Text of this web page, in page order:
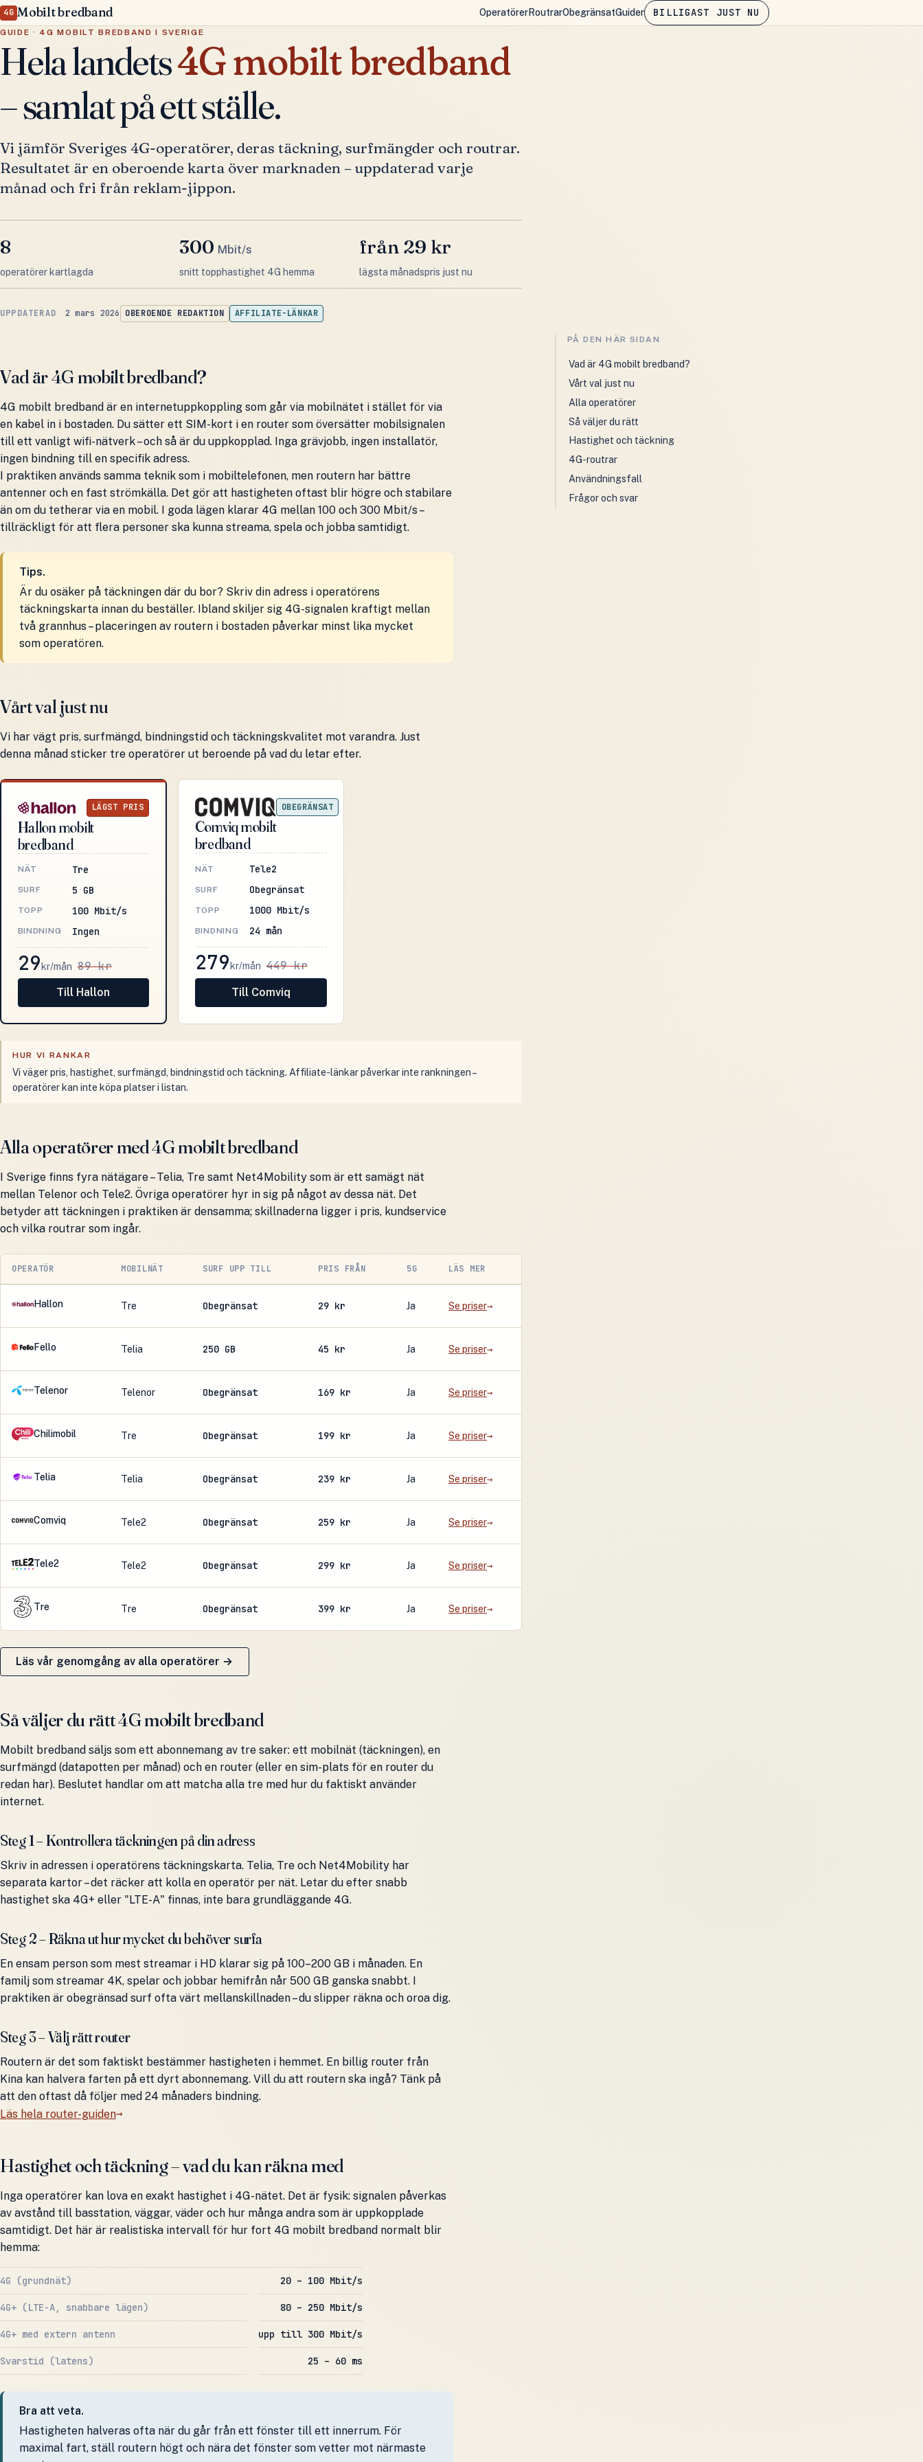
4G Mobilt bredband OperatörerRoutrarObegränsatGuider BILLIGAST JUST NU
GUIDE · 4G MOBILT BREDBAND I SVERIGE
Hela landets4G mobilt bredband
– samlat på ett ställe.
Vi jämför Sveriges 4G-operatörer, deras täckning, surfmängder och routrar.
Resultatet är en oberoende karta över marknaden – uppdaterad varje
månad och fri från reklam-jippon.
8
operatörer kartlagda
300 Mbit/s
snitt topphastighet 4G hemma
från 29 kr
lägsta månadspris just nu
2 mars 2026 OBEROENDE REDAKTION AFFILIATE-LÄNKAR
PÅ DEN HÄR SIDAN
Vad är 4G mobilt bredband?
Vårt val just nu
Alla operatörer
Så väljer du rätt
Hastighet och täckning
4G-routrar
Användningsfall
Frågor och svar
Vad är 4G mobilt bredband?
4G mobilt bredband är en internetuppkoppling som går via mobilnätet i stället för via
en kabel in i bostaden. Du sätter ett SIM-kort i en router som översätter mobilsignalen
till ett vanligt wifi-nätverk – och så är du uppkopplad. Inga grävjobb, ingen installatör,
ingen bindning till en specifik adress.
I praktiken används samma teknik som i mobiltelefonen, men routern har bättre
antenner och en fast strömkälla. Det gör att hastigheten oftast blir högre och stabilare
än om du tetherar via en mobil. I goda lägen klarar 4G mellan 100 och 300 Mbit/s –
tillräckligt för att flera personer ska kunna streama, spela och jobba samtidigt.
Tips.
Är du osäker på täckningen där du bor? Skriv din adress i operatörens
täckningskarta innan du beställer. Ibland skiljer sig 4G-signalen kraftigt mellan
två grannhus – placeringen av routern i bostaden påverkar minst lika mycket
som operatören.
Vårt val just nu
Vi har vägt pris, surfmängd, bindningstid och täckningskvalitet mot varandra. Just
denna månad sticker tre operatörer ut beroende på vad du letar efter.
LÄGST PRIS
Hallon mobilt
bredband
NÄT Tre
SURF 5 GB
TOPP 100 Mbit/s
BINDNING Ingen
29 kr/mån 89 kr
Till Hallon
OBEGRÄNSAT
Comviq mobilt
bredband
NÄT Tele2
SURF Obegränsat
TOPP 1000 Mbit/s
BINDNING 24 mån
279 kr/mån 449 kr
Till Comviq
HUR VI RANKAR
Vi väger pris, hastighet, surfmängd, bindningstid och täckning. Affiliate-länkar påverkar inte rankningen –
operatörer kan inte köpa platser i listan.
Alla operatörer med 4G mobilt bredband
I Sverige finns fyra nätägare – Telia, Tre samt Net4Mobility som är ett samägt nät
mellan Telenor och Tele2. Övriga operatörer hyr in sig på något av dessa nät. Det
betyder att täckningen i praktiken är densamma; skillnaderna ligger i pris, kundservice
och vilka routrar som ingår.
OPERATÖR MOBILNÄT SURF UPP TILL PRIS FRÅN 5G LÄS MER
Hallon Tre Obegränsat 29 kr Ja Se priser
Fello Telia 250 GB 45 kr Ja Se priser
Telenor Telenor Obegränsat 169 kr Ja Se priser
Chilimobil Tre Obegränsat 199 kr Ja Se priser
Telia Telia Obegränsat 239 kr Ja Se priser
Comviq Tele2 Obegränsat 259 kr Ja Se priser
Tele2 Tele2 Obegränsat 299 kr Ja Se priser
Tre Tre Obegränsat 399 kr Ja Se priser
Läs vår genomgång av alla operatörer →
Så väljer du rätt 4G mobilt bredband
Mobilt bredband säljs som ett abonnemang av tre saker: ett mobilnät (täckningen), en
surfmängd (datapotten per månad) och en router (eller en sim-plats för en router du
redan har). Beslutet handlar om att matcha alla tre med hur du faktiskt använder
internet.
Steg 1 – Kontrollera täckningen på din adress
Skriv in adressen i operatörens täckningskarta. Telia, Tre och Net4Mobility har
separata kartor – det räcker att kolla en operatör per nät. Letar du efter snabb
hastighet ska 4G+ eller "LTE-A" finnas, inte bara grundläggande 4G.
Steg 2 – Räkna ut hur mycket du behöver surfa
En ensam person som mest streamar i HD klarar sig på 100–200 GB i månaden. En
familj som streamar 4K, spelar och jobbar hemifrån når 500 GB ganska snabbt. I
praktiken är obegränsad surf ofta värt mellanskillnaden – du slipper räkna och oroa dig.
Steg 3 – Välj rätt router
Routern är det som faktiskt bestämmer hastigheten i hemmet. En billig router från
Kina kan halvera farten på ett dyrt abonnemang. Vill du att routern ska ingå? Tänk på
att den oftast då följer med 24 månaders bindning.
Läs hela router-guiden
Hastighet och täckning – vad du kan räkna med
Inga operatörer kan lova en exakt hastighet i 4G-nätet. Det är fysik: signalen påverkas
av avstånd till basstation, väggar, väder och hur många andra som är uppkopplade
samtidigt. Det här är realistiska intervall för hur fort 4G mobilt bredband normalt blir
hemma:
4G (grundnät) 20 – 100 Mbit/s
4G+ (LTE-A, snabbare lägen) 80 – 250 Mbit/s
4G+ med extern antenn upp till 300 Mbit/s
Svarstid (latens) 25 – 60 ms
Bra att veta.
Hastigheten halveras ofta när du går från ett fönster till ett innerrum. För
maximal fart, ställ routern högt och nära det fönster som vetter mot närmaste